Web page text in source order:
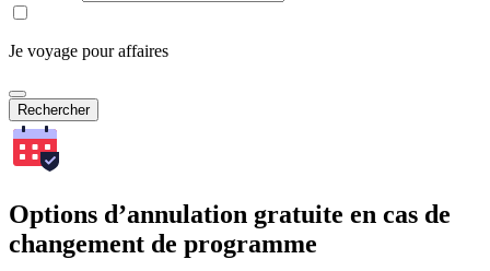
Je voyage pour affaires
Rechercher
Options d’annulation gratuite en cas de
changement de programme